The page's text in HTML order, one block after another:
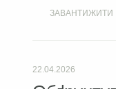
ЗАВАНТИЖИТИ
22.04.2026